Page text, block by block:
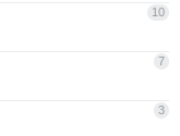
10
7
3